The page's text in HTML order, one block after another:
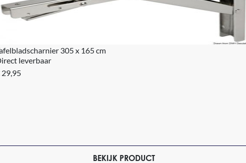
305 x 165 cm
leverbaar
29,95
BEKIJK PRODUCT